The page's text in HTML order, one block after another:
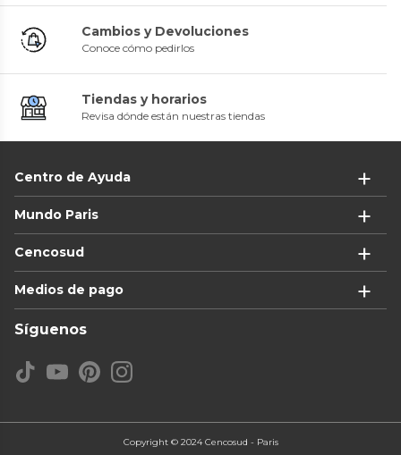
Cambios y Devoluciones
Conoce cómo pedirlos
Tiendas y horarios
Revisa dónde están nuestras tiendas
Centro de Ayuda
Mundo Paris
Cencosud
Medios de pago
Síguenos
Copyright © 2024 Cencosud - Paris